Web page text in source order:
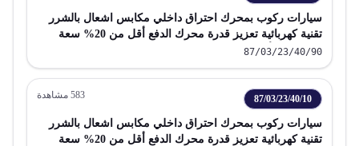
سيارات ركوب بمحرك احتراق داخلي مكابس اشعال بالشرر
تقنية كهربائية تعزيز قدرة محرك الدفع أقل من 20% سعة
الداخلة في البند 87 02 تشمل سيارات الاستيشن و سيارات
السباق
87/03/23/40/90
87/03/23/40/10
583 مشاهدة
سيارات ركوب بمحرك احتراق داخلي مكابس اشعال بالشرر
تقنية كهربائية تعزيز قدرة محرك الدفع أقل من 20% سعة